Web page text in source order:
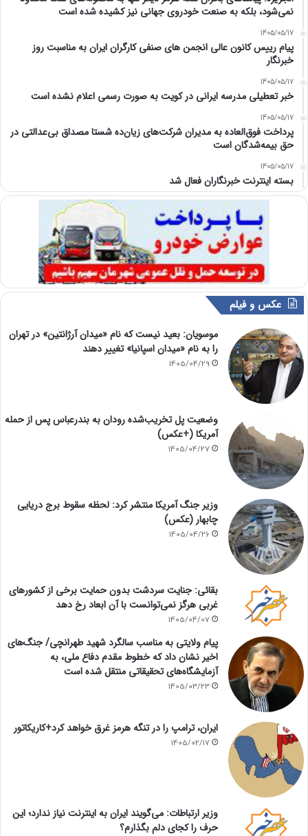
نمی‌شود، بلکه به صنعت خودروی جهانی نیز کشیده شده است
1405/05/17
پیام رییس کانون عالی انجمن های صنفی کارگران ایران به مناسبت روز
خبرنگار
1405/05/17
خبر تعطیلی مدرسه ایرانی در کویت به صورت رسمی اعلام نشده است
1405/05/17
پرداخت فوق‌العاده به مدیران شرکت‌های زیان‌ده شستا مصداق بی‌عدالتی در
حق بیمه‌شدگان است
1405/05/17
بسته اینترنت خبرنگاران فعال شد
عکس و فیلم
موسویان: بعید نیست که نام «میدان آرژانتین» در تهران
را به نام «میدان اسپانیا» تغییر دهند
1405/04/29
وضعیت پل تخریب‌شده رودان به بندرعباس پس از حمله
آمریکا (+عکس)
1405/04/27
وزیر جنگ آمریکا منتشر کرد: لحظه سقوط برج دریایی
چابهار (عکس)
1405/04/26
بقائی: جنایت سردشت بدون حمایت برخی از کشورهای
غربی هرگز نمی‌توانست با آن ابعاد رخ دهد
1405/04/07
پیام ولایتی به مناسب سالگرد شهید طهرانچی/ جنگ‌های
اخیر نشان داد که خطوط مقدم دفاع ملی، به
آزمایشگاه‌های تحقیقاتی منتقل شده است
1405/03/23
ایران، ترامپ را در تنگه هرمز غرق خواهد کرد+کاریکاتور
1405/02/17
وزیر ارتباطات: می‌گویند ایران به اینترنت نیاز ندارد؛ این
حرف را کجای دلم بگذارم؟